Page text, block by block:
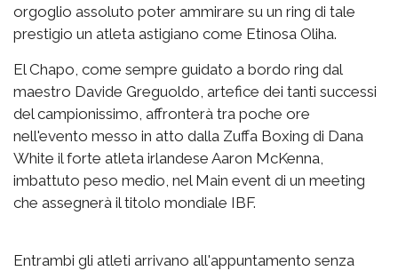
orgoglio assoluto poter ammirare su un ring di tale
prestigio un atleta astigiano come Etinosa Oliha.
El Chapo, come sempre guidato a bordo ring dal
maestro Davide Greguoldo, artefice dei tanti successi
del campionissimo, affronterà tra poche ore
nell'evento messo in atto dalla Zuffa Boxing di Dana
White il forte atleta irlandese Aaron McKenna,
imbattuto peso medio, nel Main event di un meeting
che assegnerà il titolo mondiale IBF.
Entrambi gli atleti arrivano all'appuntamento senza